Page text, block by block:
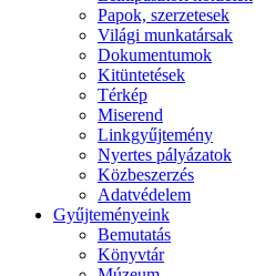
Papok, szerzetesek
Világi munkatársak
Dokumentumok
Kitüntetések
Térkép
Miserend
Linkgyűjtemény
Nyertes pályázatok
Közbeszerzés
Adatvédelem
Gyűjteményeink
Bemutatás
Könyvtár